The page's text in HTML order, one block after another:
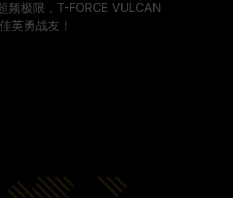
频极限，T-FORCE VULCAN
英勇战友！